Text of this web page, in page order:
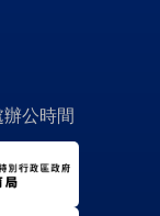
公時間